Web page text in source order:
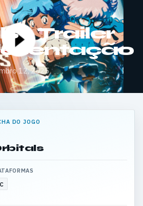
– Trailer
12, 2025
DO JOGO